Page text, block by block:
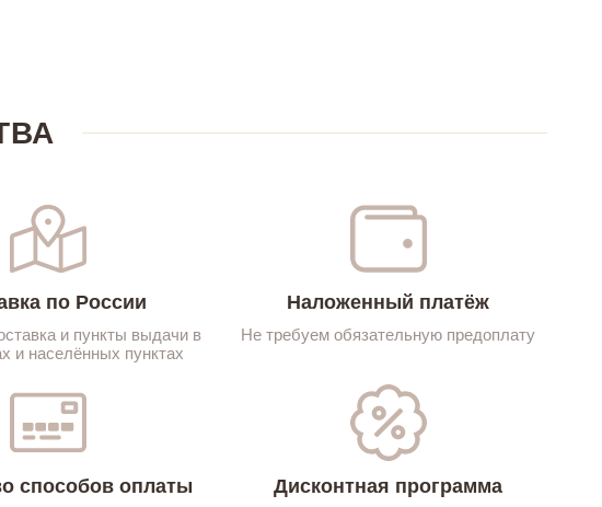
по России
и пункты выдачи в
и населённых пунктах
Наложенный платёж
Не требуем обязательную предоплату
способов оплаты Дисконтная программа